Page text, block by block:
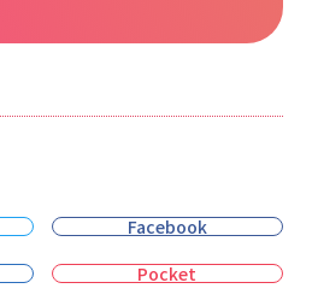
Facebook
Pocket